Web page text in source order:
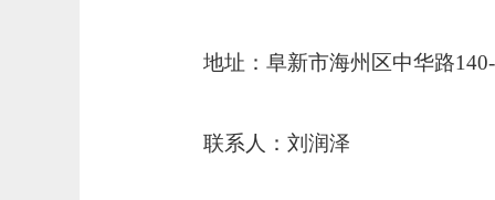
地址：阜新市海州区中华路
联系人：刘润泽